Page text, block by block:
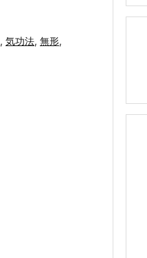
, 気功法, 無形,